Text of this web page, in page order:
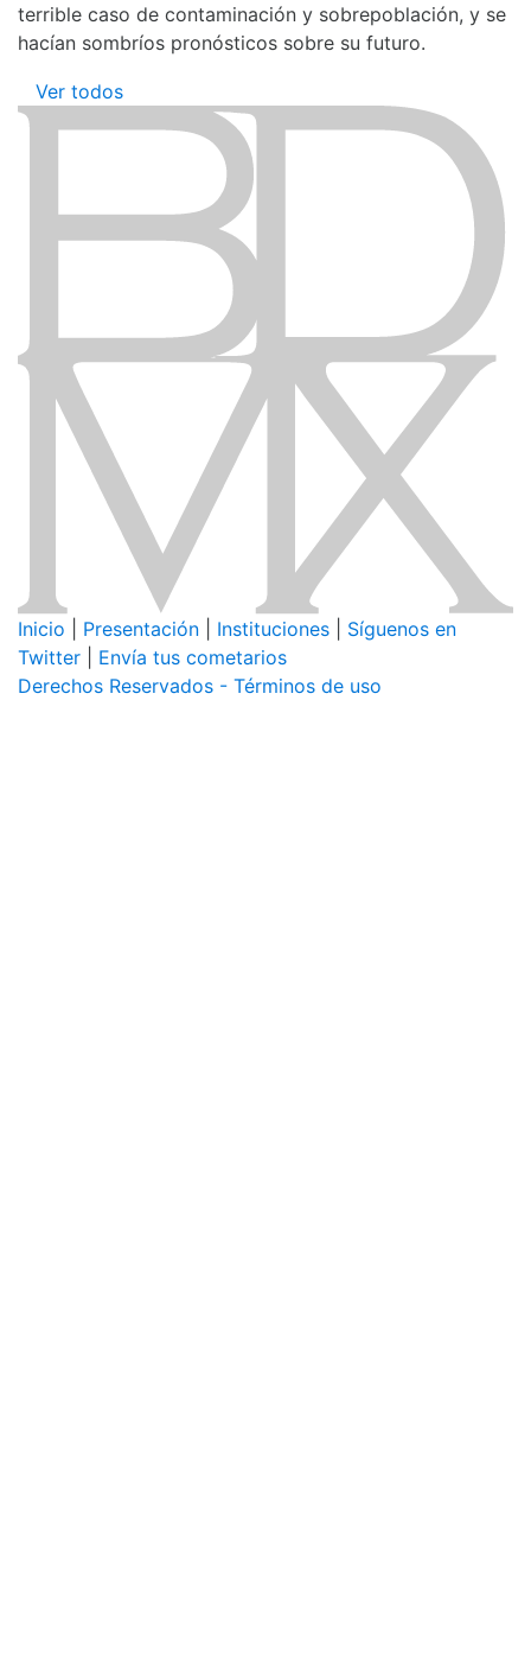
terrible caso de contaminación y sobrepoblación, y se
hacían sombríos pronósticos sobre su futuro.
Ver todos
Inicio Presentación Instituciones
Síguenos en
Twitter
Envía tus cometarios
Derechos Reservados - Términos de uso